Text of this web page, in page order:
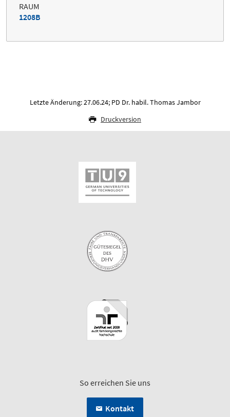
RAUM
1208B
Letzte Änderung: 27.06.24; PD Dr. habil. Thomas Jambor
Druckversion
So erreichen Sie uns
Kontakt